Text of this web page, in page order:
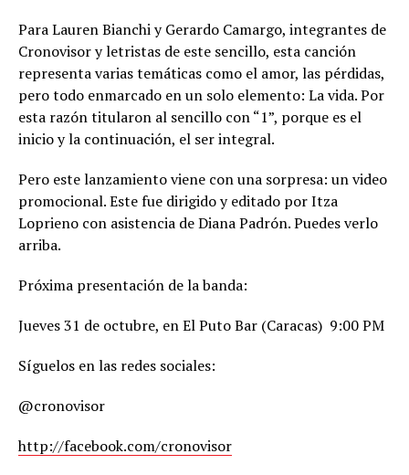
Para Lauren Bianchi y Gerardo Camargo, integrantes de
Cronovisor y letristas de este sencillo, esta canción
representa varias temáticas como el amor, las pérdidas,
pero todo enmarcado en un solo elemento: La vida. Por
esta razón titularon al sencillo con “1”, porque es el
inicio y la continuación, el ser integral.
Pero este lanzamiento viene con una sorpresa: un video
promocional. Este fue dirigido y editado por Itza
Loprieno con asistencia de Diana Padrón. Puedes verlo
arriba.
Próxima presentación de la banda:
Jueves 31 de octubre, en El Puto Bar (Caracas)  9:00 PM
Síguelos en las redes sociales:
@cronovisor
http://facebook.com/cronovisor